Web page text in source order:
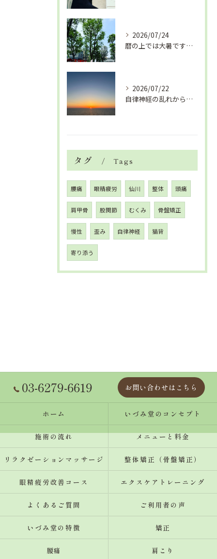
2026/07/24
暦の上では大暑です！腰痛や肩こりから来る頭痛
2026/07/22
自律神経の乱れから生活習慣病、血液循環の滞り
タグ Tags
腰痛 眼精疲労 仙川 整体 頭痛
肩甲骨 股関節 むくみ 骨盤矯正
慢性 歪み 自律神経 猫背
寄り添う
03-6279-6619 お問い合わせはこちら
ホーム いづみ堂のコンセプト
施術の流れ メニューと料金
リラクゼーションマッサージ 整体矯正（骨盤矯正）
眼精疲労改善コース エクスケアトレーニング
よくあるご質問 ご利用者の声
いづみ堂の特徴 矯正
腰痛 肩こり